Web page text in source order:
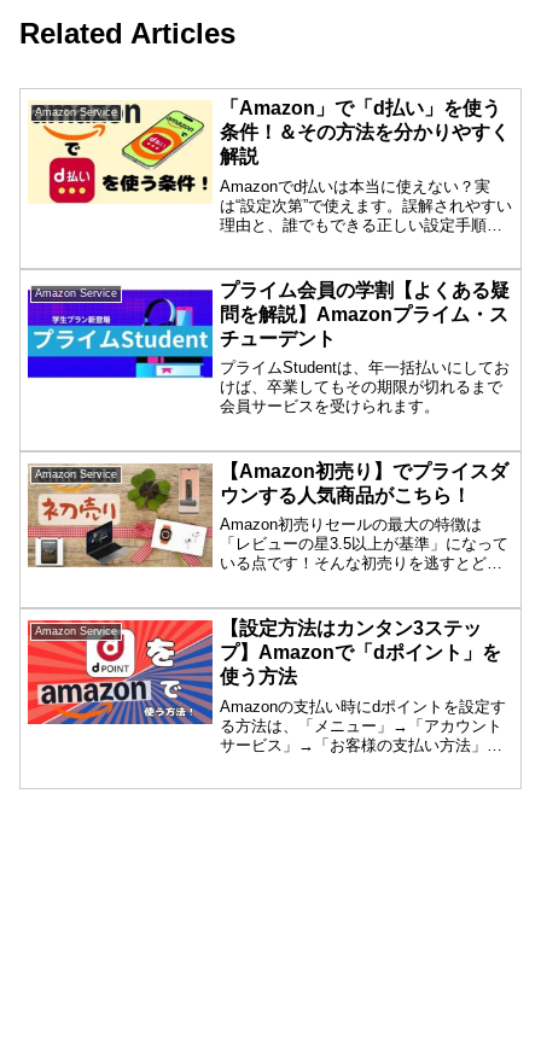
Related Articles
Amazon Service
「Amazon」で「d払い」を使う
条件！＆その方法を分かりやすく
解説
Amazonでd払いは本当に使えない？実
は“設定次第”で使えます。誤解されやすい
理由と、誰でもできる正しい設定手順・
Amazon Service
プライム会員の学割【よくある疑
問を解説】Amazonプライム・ス
チューデント
プライムStudentは、年一括払いにしてお
けば、卒業してもその期限が切れるまで
会員サービスを受けられます。
Amazon Service
【Amazon初売り】でプライスダ
ウンする人気商品がこちら！
Amazon初売りセールの最大の特徴は
「レビューの星3.5以上が基準」になって
いる点です！そんな初売りを逃すとどう
Amazon Service
【設定方法はカンタン3ステッ
プ】Amazonで「dポイント」を
使う方法
Amazonの支払い時にdポイントを設定す
る方法は、「メニュー」→「アカウント
サービス」→「お客様の支払い方法」と